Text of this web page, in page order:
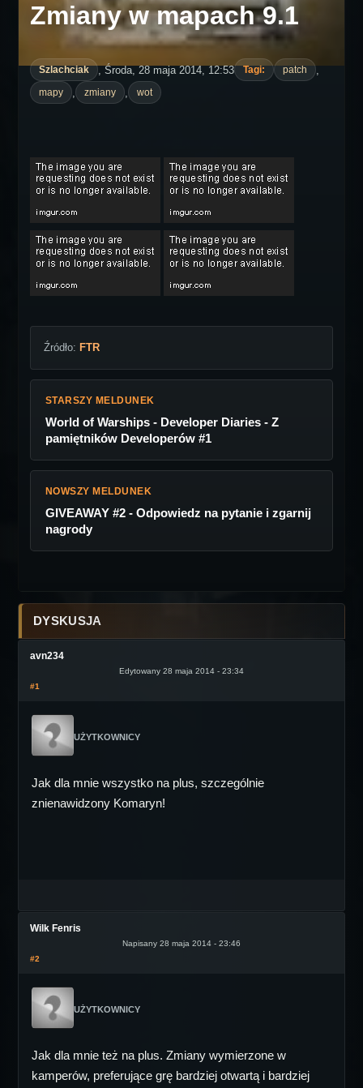
Zmiany w mapach 9.1
Szlachciak , Środa, 28 maja 2014, 12:53 Tagi: patch ,
mapy zmiany wot
Źródło: FTR
STARSZY MELDUNEK
World of Warships - Developer Diaries - Z
pamiętników Developerów #1
NOWSZY MELDUNEK
GIVEAWAY #2 - Odpowiedz na pytanie i zgarnij
nagrody
DYSKUSJA
avn234
Edytowany 28 maja 2014 - 23:34
#1
UŻYTKOWNICY
Jak dla mnie wszystko na plus, szczególnie
znienawidzony Komaryn!
Wilk Fenris
Napisany 28 maja 2014 - 23:46
#2
UŻYTKOWNICY
Jak dla mnie też na plus. Zmiany wymierzone w
kamperów, preferujące grę bardziej otwartą i bardziej